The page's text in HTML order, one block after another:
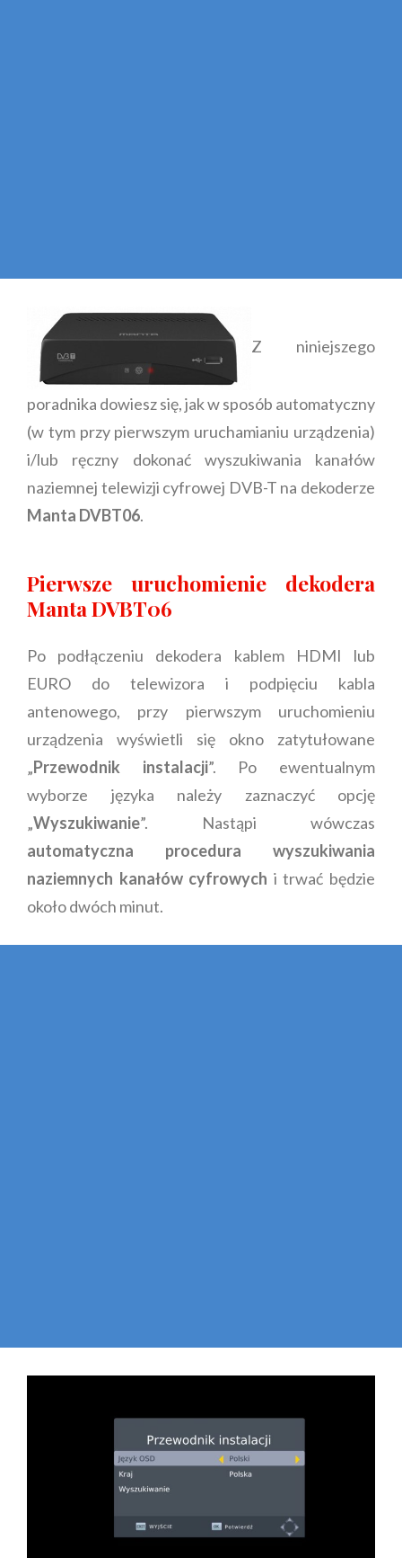
Z niniejszego
poradnika dowiesz się, jak w sposób automatyczny
(w tym przy pierwszym uruchamianiu urządzenia)
i/lub ręczny dokonać wyszukiwania kanałów
naziemnej telewizji cyfrowej DVB-T na dekoderze
Manta DVBT06.
Pierwsze uruchomienie dekodera
Manta DVBT06
Po podłączeniu dekodera kablem HDMI lub
EURO do telewizora i podpięciu kabla
antenowego, przy pierwszym uruchomieniu
urządzenia wyświetli się okno zatytułowane
„Przewodnik instalacji”. Po ewentualnym
wyborze języka należy zaznaczyć opcję
„Wyszukiwanie”. Nastąpi wówczas
automatyczna procedura wyszukiwania
naziemnych kanałów cyfrowych i trwać będzie
około dwóch minut.